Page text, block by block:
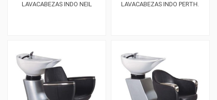
LAVACABEZAS INDO NEIL LAVACABEZAS INDO PERTH.